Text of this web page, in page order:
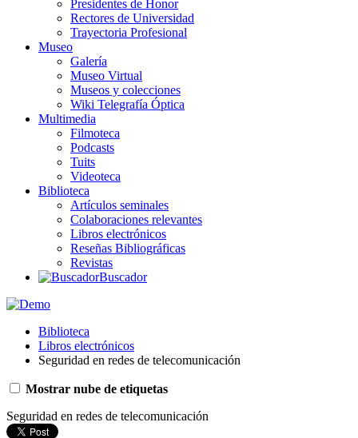
Presidentes de Honor
Rectores de Universidad
Trayectoria Profesional
Museo
Galería
Museo Virtual
Museos y colecciones
Wiki Telegrafía Óptica
Multimedia
Filmoteca
Podcasts
Tuits
Videoteca
Biblioteca
Artículos seminales
Colaboraciones relevantes
Libros electrónicos
Reseñas Bibliográficas
Revistas
Buscador
Biblioteca
Libros electrónicos
Seguridad en redes de telecomunicación
Mostrar nube de etiquetas
Seguridad en redes de telecomunicación